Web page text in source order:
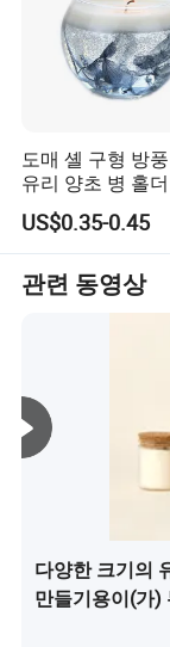
안전하고 지속 가
- 제약 및 화장품
알코올에 널리
테이너입니다.
리 병이나 용기
사에 초점을 맞
위 검사를 수시
유명한 타사 검
전하고 건강한지
도매 셸 구형 방
유리 양초 병 홀
향초 홀더 장식용
US$0.35-0.45
관련 동영상
다양한 크기의
만들기용이(가)